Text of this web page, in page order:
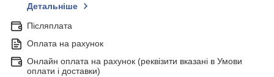
Детальніше
Післяплата
Оплата на рахунок
Онлайн оплата на рахунок (реквізити вказані в Умови
оплати і доставки)